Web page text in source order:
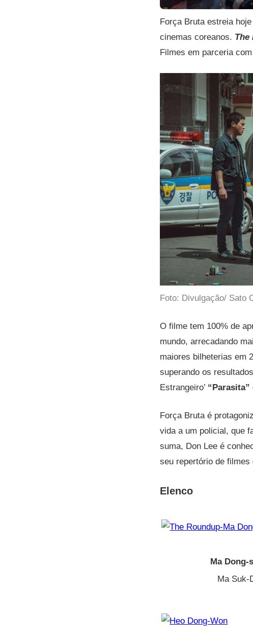
Força Bruta estreia
cinemas coreanos. The
Filmes em parceria
Foto: Divulgação/ Sato
O filme tem 100% de
mundo, arrecadando
maiores bilheterias em
superando os
Estrangeiro’ “Parasita”
Força Bruta é
vida a um policial, que
suma, Don Lee é
seu repertório de
Elenco
Ma Dong-
Ma Suk-